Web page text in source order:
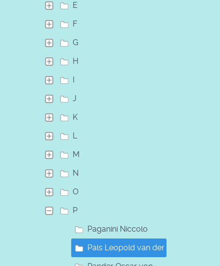
E
F
G
H
I
J
K
L
M
N
O
P
Paganini Niccolo
Pals Leopold van der